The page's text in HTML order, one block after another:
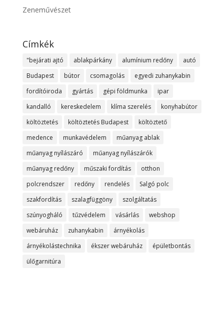
Zeneművészet
Címkék
"bejárati ajtó ablakpárkány alumínium redőny
autó
Budapest
bútor csomagolás
egyedi zuhanykabin
fordítóiroda
gyártás gépi földmunka
ipar
kandalló
kereskedelem klíma szerelés
konyhabútor
költöztetés
költöztetés Budapest
költöztető
medence
munkavédelem
műanyag ablak
műanyag nyílászáró
műanyag nyílászárók
műanyag redőny
műszaki fordítás
otthon
polcrendszer
redőny rendelés
Salgó polc
szakfordítás
szalagfüggöny
szolgáltatás
szúnyogháló
tűzvédelem vásárlás
webshop
webáruház
zuhanykabin
árnyékolás
árnyékolástechnika
ékszer webáruház
épületbontás
ülőgarnitúra